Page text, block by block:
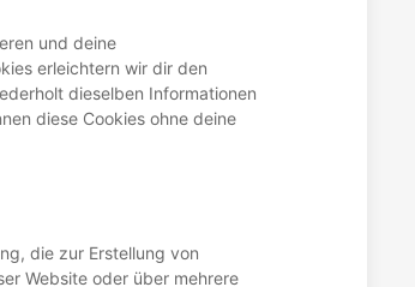
und deine
erleichtern wir dir den
dieselben Informationen
diese Cookies ohne deine
die zur Erstellung von
Website oder über mehrere